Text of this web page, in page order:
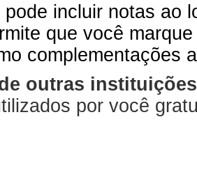
pode incluir notas ao
que você
complementações
outras
por você